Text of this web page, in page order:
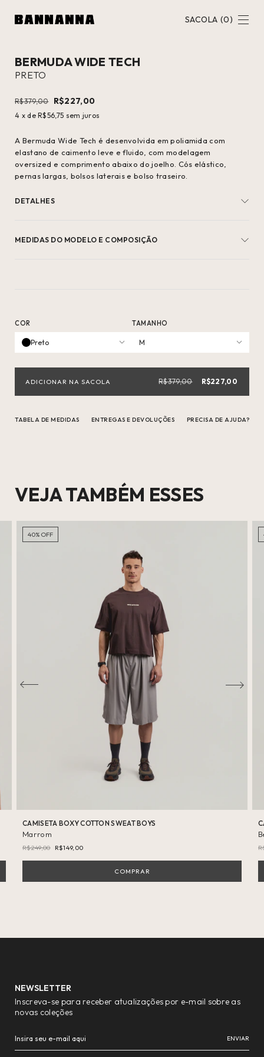
SACOLA (0)
BERMUDA WIDE TECH
PRETO
R$379,00 R$227,00
4 x deR$56,75 sem juros
A Bermuda Wide Tech é desenvolvida em poliamida com
elastano de caimento leve e fluido, com modelagem
oversized e comprimento abaixo do joelho. Cós elástico,
pernas largas, bolsos laterais e bolso traseiro.
DETALHES
MEDIDAS DO MODELO E COMPOSIÇÃO
COR
Preto
TAMANHO
M
R$379,00 R$227,00
TABELA DE MEDIDAS ENTREGAS E DEVOLUÇÕES PRECISA DE AJUDA?
VEJA TAMBÉM ESSES
40% OFF
COMPRAR
CAMISETA BOXY COTTON SWEAT BOYS
Marrom
R$249,00 R$149,00
NEWSLETTER
Inscreva-se para receber atualizações por e-mail sobre as
novas coleções